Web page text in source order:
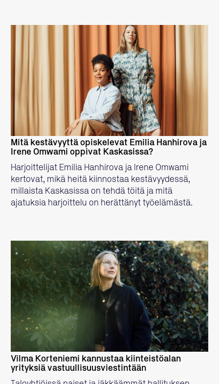
LUE LISÄÄ
Mitä kestävyyttä opiskelevat Emilia Hanhirova ja
Irene Omwami oppivat Kaskasissa?
Harjoittelijat Emilia Hanhirova ja Irene Omwami
kertovat, mikä heitä kiinnostaa kestävyydessä,
millaista Kaskasissa on tehdä töitä ja mitä
ajatuksia harjoittelu on herättänyt työelämästä.
LUE LISÄÄ
Vilma Korteniemi kannustaa kiinteistöalan
yrityksiä vastuullisuusviestintään